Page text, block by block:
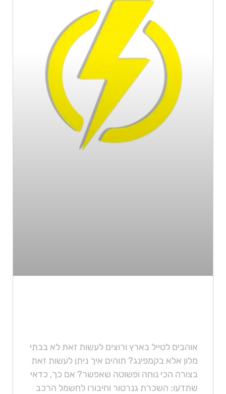
אוהבים לטייל בארץ ורוצים לעשות זאת לא בבתי
מלון אלא בקמפינג? תוהים איך ניתן לעשות זאת
בצורה הכי נוחה ופשוטה שאפשר? אם כך, כדאי
שתדעו: השכרת גנרטור וחיבורו לחשמל הרכב